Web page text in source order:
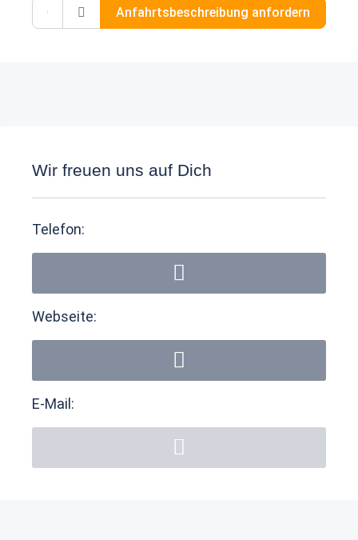
Gib deinen Standort ein.
Anfahrtsbeschreibung anfordern
Wir freuen uns auf Dich
Telefon:
Webseite:
E-Mail: